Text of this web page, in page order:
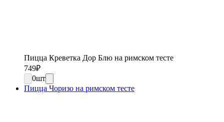
Пицца Креветка Дор Блю на римском тесте
749₽
0шт
Пицца Чоризо на римском тесте